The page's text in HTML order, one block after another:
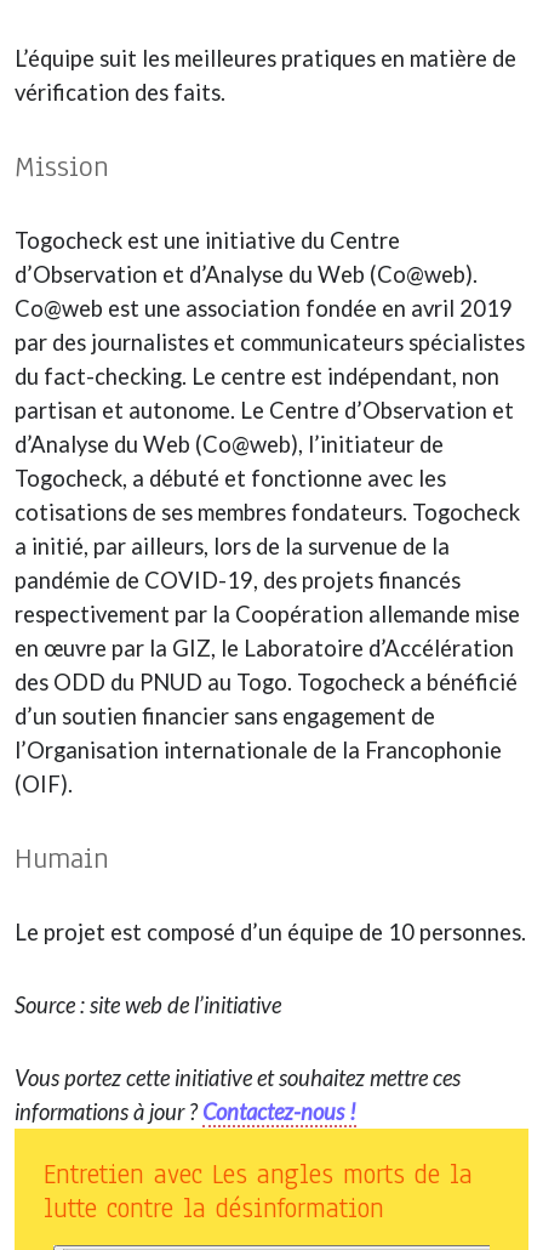
L’équipe suit les meilleures pratiques en matière de
vérification des faits.
Mission
Togocheck est une initiative du Centre
d’Observation et d’Analyse du Web (Co@web).
Co@web est une association fondée en avril 2019
par des journalistes et communicateurs spécialistes
du fact-checking. Le centre est indépendant, non
partisan et autonome. Le Centre d’Observation et
d’Analyse du Web (Co@web), l’initiateur de
Togocheck, a débuté et fonctionne avec les
cotisations de ses membres fondateurs. Togocheck
a initié, par ailleurs, lors de la survenue de la
pandémie de COVID-19, des projets financés
respectivement par la Coopération allemande mise
en œuvre par la GIZ, le Laboratoire d’Accélération
des ODD du PNUD au Togo. Togocheck a bénéficié
d’un soutien financier sans engagement de
l’Organisation internationale de la Francophonie
(OIF).
Humain
Le projet est composé d’un équipe de 10 personnes.
Source : site web de l’initiative
Vous portez cette initiative et souhaitez mettre ces
informations à jour ?Contactez-nous !
Entretien avec Les angles morts de la
lutte contre la désinformation